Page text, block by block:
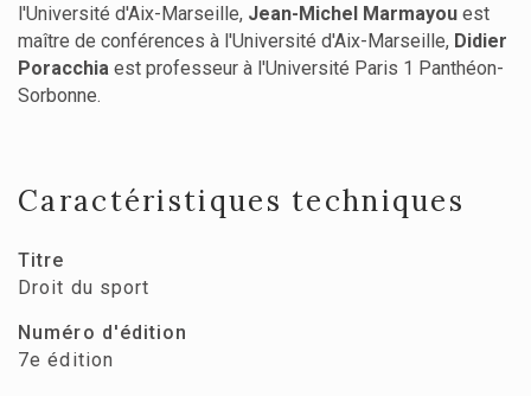
l'Université d'Aix-Marseille, Jean-Michel Marmayou est
maître de conférences à l'Université d'Aix-Marseille, Didier
Poracchia est professeur à l'Université Paris 1 Panthéon-
Sorbonne.
Caractéristiques techniques
Titre
Droit du sport
Numéro d'édition
7e édition